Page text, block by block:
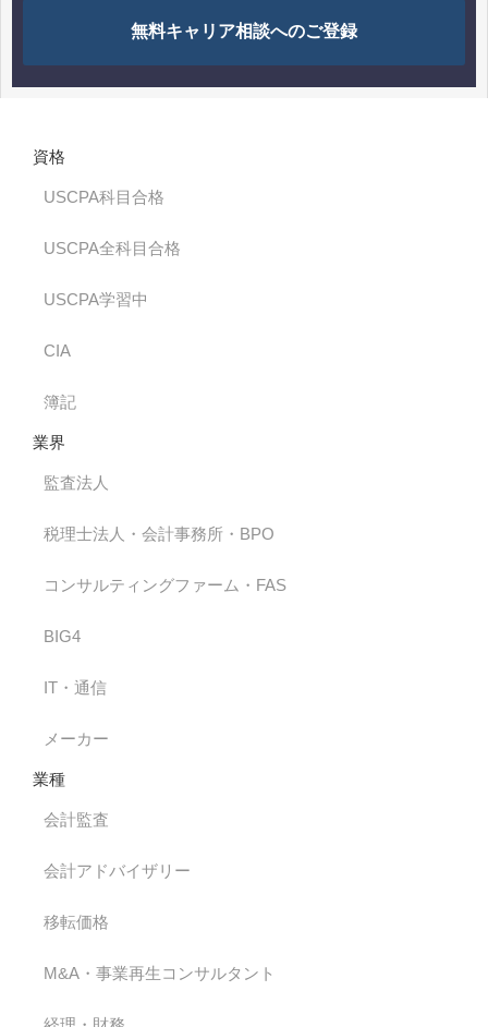
無料キャリア相談へのご登録
資格
USCPA科目合格
USCPA全科目合格
USCPA学習中
CIA
簿記
業界
監査法人
税理士法人・会計事務所・BPO
コンサルティングファーム・FAS
BIG4
IT・通信
メーカー
業種
会計監査
会計アドバイザリー
移転価格
M&A・事業再生コンサルタント